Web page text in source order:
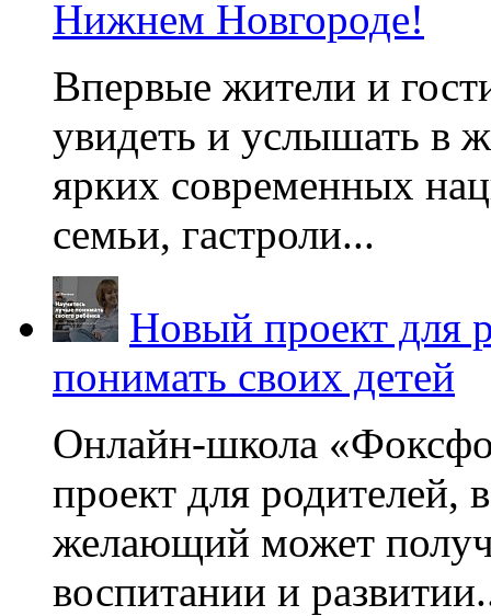
Нижнем Новгороде!
Впервые жители и
увидеть и услышать в
ярких современных
семьи, гастроли...
Новый проект для
понимать своих детей
Онлайн-школа
проект для родителей,
желающий может
воспитании и